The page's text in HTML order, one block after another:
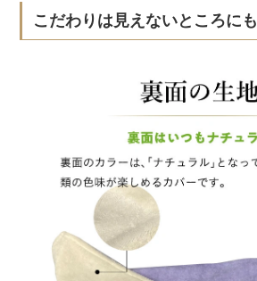
こだわりは見えないところにも